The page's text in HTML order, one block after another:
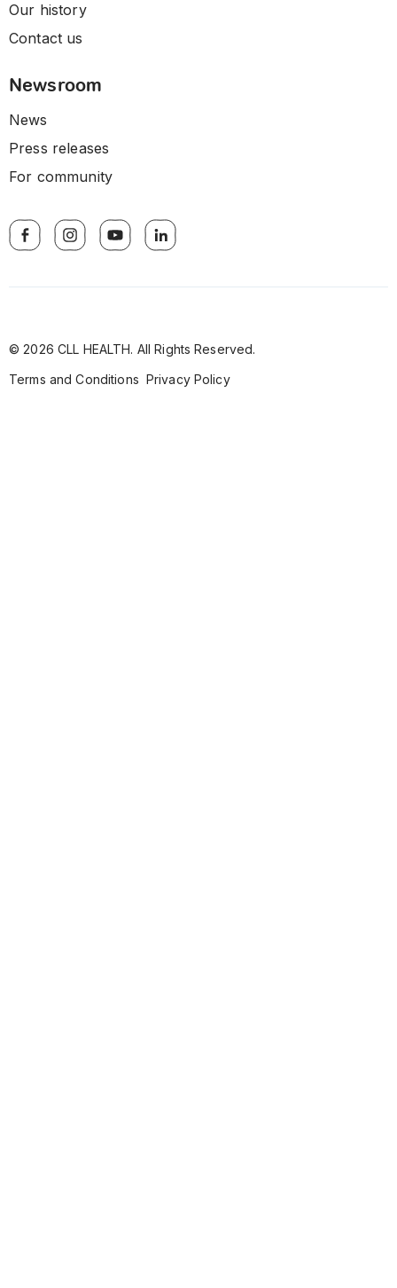
Our history
Contact us
Newsroom
News
Press releases
For community
© 2026 CLL HEALTH. All Rights Reserved.
Terms and Conditions Privacy Policy